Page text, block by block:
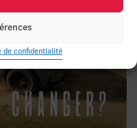
de confidentialité